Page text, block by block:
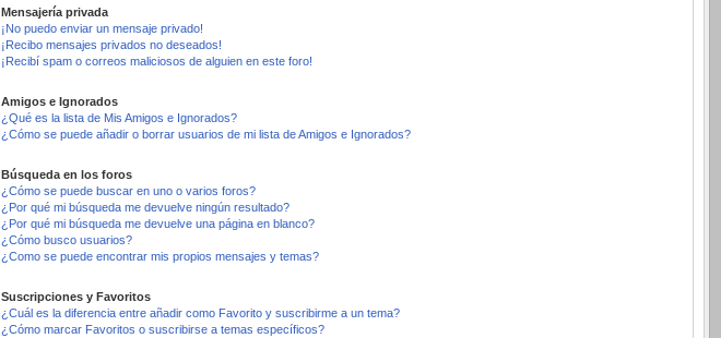
Mensajería privada
¡No puedo enviar un mensaje privado!
¡Recibo mensajes privados no deseados!
¡Recibí spam o correos maliciosos de alguien en este foro!
Amigos e Ignorados
¿Qué es la lista de Mis Amigos e Ignorados?
¿Cómo se puede añadir o borrar usuarios de mi lista de Amigos e Ignorados?
Búsqueda en los foros
¿Cómo se puede buscar en uno o varios foros?
¿Por qué mi búsqueda me devuelve ningún resultado?
¿Por qué mi búsqueda me devuelve una página en blanco?
¿Cómo busco usuarios?
¿Como se puede encontrar mis propios mensajes y temas?
Suscripciones y Favoritos
¿Cuál es la diferencia entre añadir como Favorito y suscribirme a un tema?
¿Cómo marcar Favoritos o suscribirse a temas específicos?